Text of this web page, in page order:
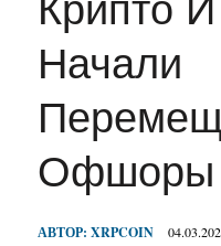
Крипто
Начали
АВТОР: XRPCOIN